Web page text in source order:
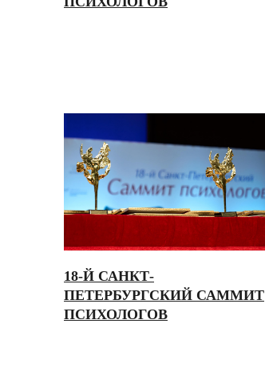
18-Й САНКТ-
ПЕТЕРБУРГСКИЙ САММИТ
ПСИХОЛОГОВ